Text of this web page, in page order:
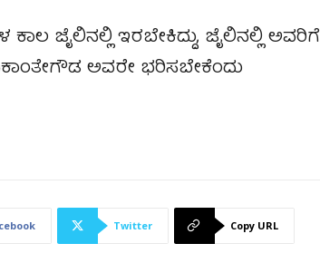
ಜೈಲಿನಲ್ಲಿ ಇರಬೇಕಿದ್ದು, ಜೈಲಿನಲ್ಲಿ ಅವರಿಗೆ
ಅವರೇ ಭರಿಸಬೇಕೆಂದು
Twitter Copy URL